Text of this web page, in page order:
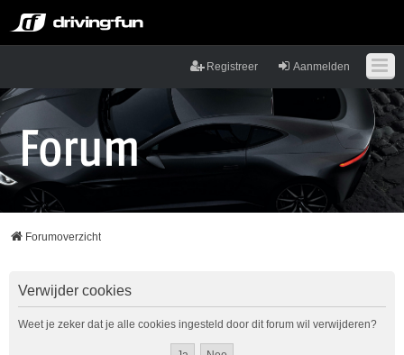
Aanmelden
Registreer
Forumoverzicht
Verwijder cookies
Weet je zeker dat je alle cookies ingesteld door dit forum wil verwijderen?